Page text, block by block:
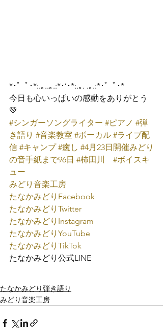
*･゜ﾟ･*:.｡..｡.:*･’･*:.｡. .｡.:*･゜ﾟ･*
今日も心いっぱいの感動をありがとう
💚
#シンガーソングライター #ピアノ #弾
き語り #音楽教室 #ボーカル #ライブ配
信 #キャンプ #癒し #4月23日開催みどり
の音手紙まで96日 #柿田川
#ボイスキ
ュー
みどり音楽工房
たなかみどり Facebook
たなかみどり Twitter
たなかみどり Instagram
たなかみどり YouTube
たなかみどり TikTok
たなかみどり公式LINE
たなかみどり弾き語り
みどり音楽工房